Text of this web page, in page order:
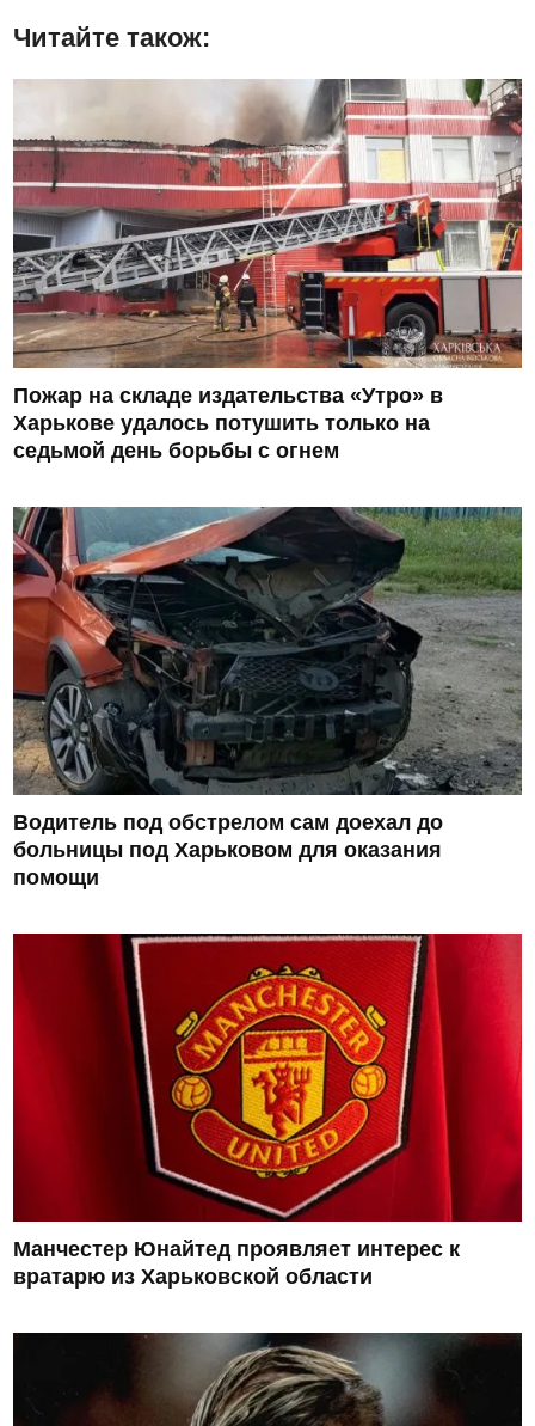
Читайте також:
Пожар на складе издательства «Утро» в
Харькове удалось потушить только на
седьмой день борьбы с огнем
Водитель под обстрелом сам доехал до
больницы под Харьковом для оказания
помощи
Манчестер Юнайтед проявляет интерес к
вратарю из Харьковской области